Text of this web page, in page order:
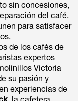
sin concesiones,
del café.
para satisfacer
de los cafés de
expertos
Victoria
su pasión y
experiencias de